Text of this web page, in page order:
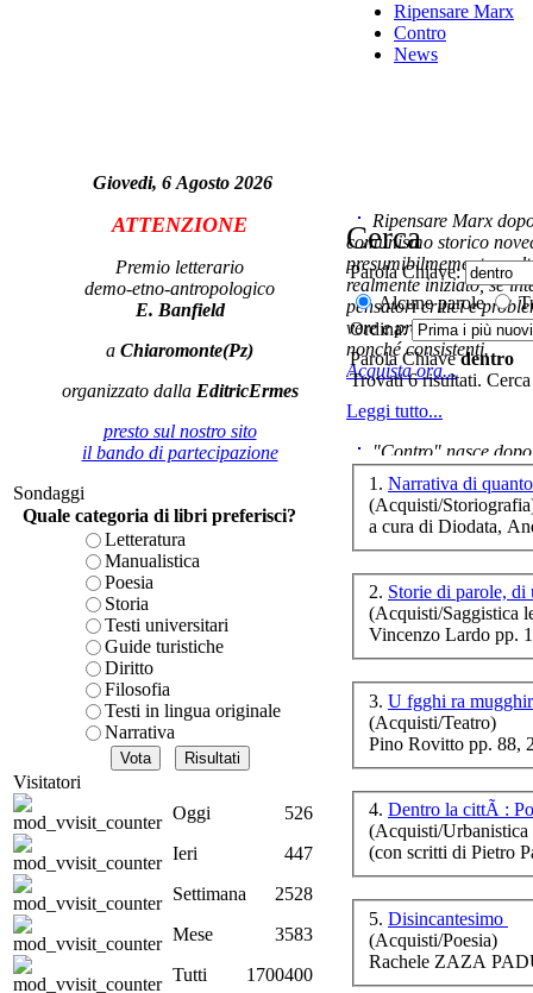
Giovedi, 6 Agosto 2026
ATTENZIONE
Premio letterario
demo-etno-antropologico
E. Banfield
a Chiaromonte(Pz)
organizzato dalla EditricErmes
presto sul nostro sito
il bando di partecipazione
Sondaggi
Quale categoria di libri preferisci?
Letteratura
Manualistica
Poesia
Storia
Testi universitari
Guide turistiche
Diritto
Filosofia
Testi in lingua originale
Narrativa
Visitatori
Oggi
526
Ieri
447
Settimana
2528
Mese
3583
Tutti
1700400
Ripensare Marx
Contro
News
Ripensare Marx
comunismo storico
presumibilmemente
realmente iniziato, se
pensatori critici e
vere e proprie correnti
nonché consistenti.
Acquista ora...
Leggi tutto...
"Contro" nasce
cominciato con la
ripensaremarx. i saggi
questa collaborazione
è teorica, sempre però
presente fase.
Acquista ora...
A feed could not be
http://www.lastampa.it/
Cerca
Parola Chiave:
Alcune parole
Ordina:
Parola Chiavedentro
Trovati 6 risultati.
1. Narrativa di
(Acquisti/
a cura di Diodata,
2. Storie di parole,
(Acquisti/Saggistica
Vincenzo Lardo pp.
3. U fgghi ra
(Acquisti/Teatro)
Pino Rovitto pp. 88,
4. Dentro la cittÃ :
(Acquisti/Urbanistica
(con scritti di Pietro
5. Disincantesimo
(Acquisti/Poesia)
Rachele ZAZA